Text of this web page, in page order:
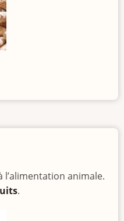
animale.
.